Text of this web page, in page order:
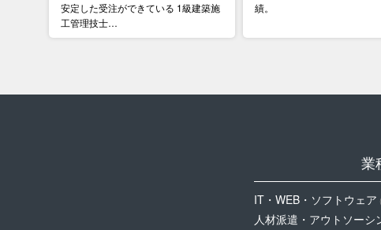
安定した受注ができている 1級建築施
工管理技士…
績。
業
IT・WEB・ソフトウェア
人材派遣・アウトソーシ